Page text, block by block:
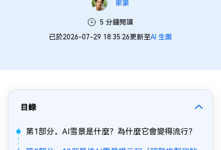
家豪
5 分鐘閱讀
已於2026-07-29 18:35:26更新至AI 生圖
目錄
第1部分。AI雪景是什麼？為什麼它會變得流行？